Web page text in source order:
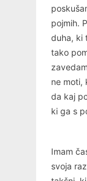
pojmih.
duha, ki
tako
ne moti,
da kaj
ki ga s
Imam
svoja